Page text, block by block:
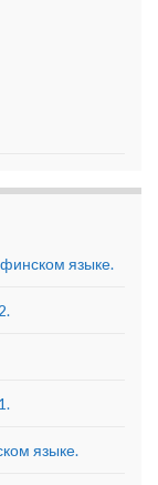
языке.
языке.